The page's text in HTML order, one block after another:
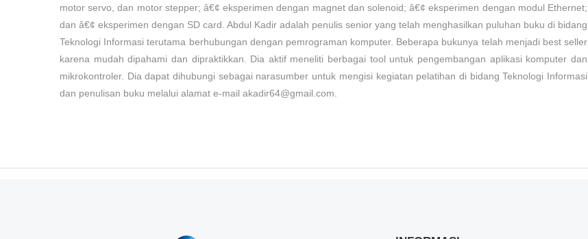
motor servo, dan motor stepper; â€¢ eksperimen dengan magnet dan solenoid; â€¢ eksperimen dengan modul Ethernet;
dan â€¢ eksperimen dengan SD card. Abdul Kadir adalah penulis senior yang telah menghasilkan puluhan buku di bidang
Teknologi Informasi terutama berhubungan dengan pemrograman komputer. Beberapa bukunya telah menjadi best seller
karena mudah dipahami dan dipraktikkan. Dia aktif meneliti berbagai tool untuk pengembangan aplikasi komputer dan
mikrokontroler. Dia dapat dihubungi sebagai narasumber untuk mengisi kegiatan pelatihan di bidang Teknologi Informasi
dan penulisan buku melalui alamat e-mail akadir64@gmail.com.